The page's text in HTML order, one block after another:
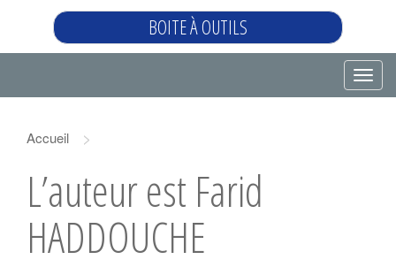
BOITE À OUTILS
T
o
Accueil >
L’auteur est Farid
HADDOUCHE